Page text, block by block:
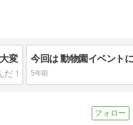
変
5年前